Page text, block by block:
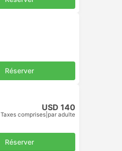
Réserver
USD 140
Taxes comprises par adulte
Réserver